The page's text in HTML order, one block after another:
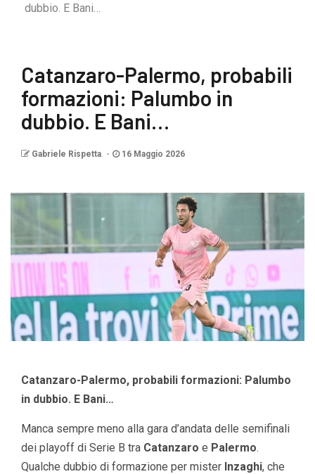
dubbio. E Bani…
Catanzaro-Palermo, probabili
formazioni: Palumbo in
dubbio. E Bani…
Gabriele Rispetta 16 Maggio 2026
Catanzaro-Palermo, probabili formazioni: Palumbo
in dubbio. E Bani…
Manca sempre meno alla gara d’andata delle semifinali
dei playoff di Serie B tra Catanzaro e Palermo.
Qualche dubbio di formazione per mister Inzaghi, che